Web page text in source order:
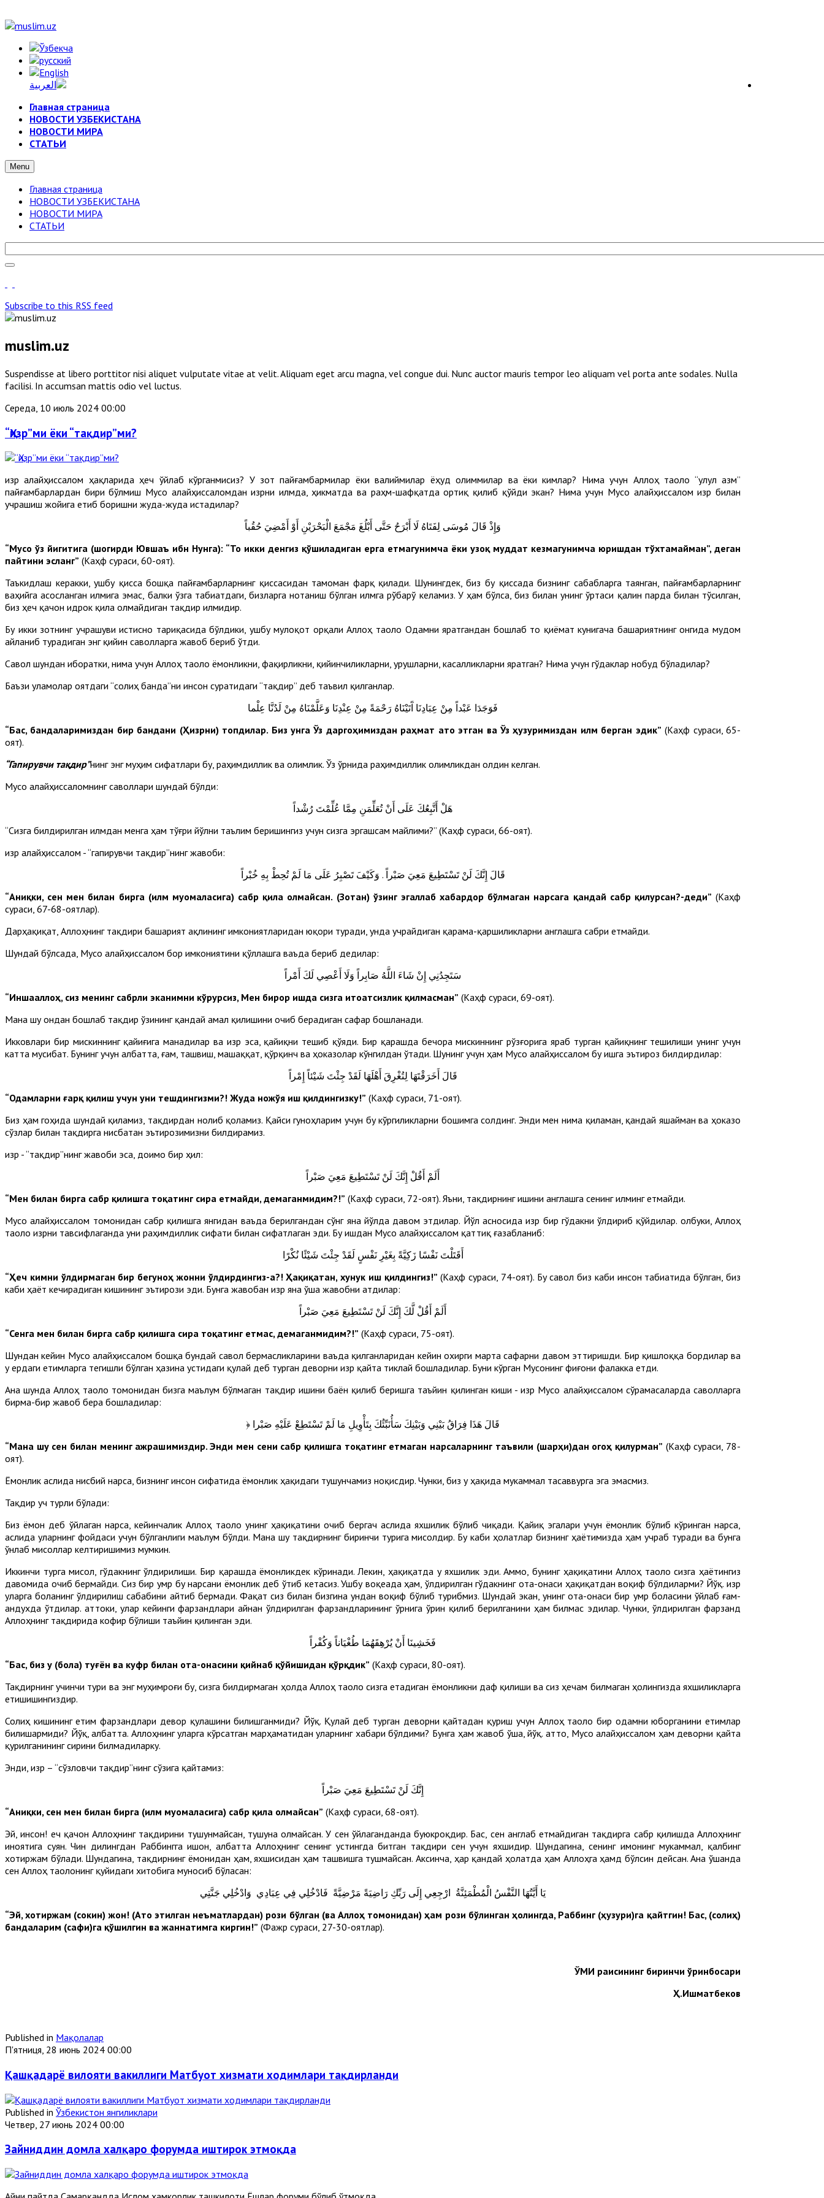
Главная страница
НОВОСТИ УЗБЕКИСТАНА
НОВОСТИ МИРА
СТАТЬИ
Menu
Главная страница
НОВОСТИ УЗБЕКИСТАНА
НОВОСТИ МИРА
СТАТЬИ
Subscribe to this RSS feed
muslim.uz
Suspendisse at libero porttitor nisi aliquet vulputate vitae at velit. Aliquam eget arcu magna, vel congue dui. Nunc auctor mauris tempor leo aliquam vel porta ante sodales. Nulla
facilisi. In accumsan mattis odio vel luctus.
Середа, 10 июль 2024 00:00
“Ҳизр”ми ёки “тақдир”ми?
Ҳизр алайҳиссалом ҳақларида ҳеч ўйлаб кўрганмисиз? У зот пайғамбармилар ёки валиймилар ёҳуд олиммилар ва ёки кимлар? Нима учун Аллоҳ таоло “улул азм”
пайғамбарлардан бири бўлмиш Мусо алайҳиссаломдан Ҳизрни илмда, ҳикматда ва раҳм-шафқатда ортиқ қилиб қўйди экан? Нима учун Мусо алайҳиссалом Ҳизр билан
учрашиш жойига етиб боришни жуда-жуда истадилар?
وَإِذْ قَالَ مُوسَى لِفَتَاهُ لَا أَبْرَحُ حَتَّى أَبْلُغَ مَجْمَعَ الْبَحْرَيْنِ أَوْ أَمْضِيَ حُقُباً
“Мусо ўз йигитига (шогирди Ювшаъ ибн Нунга): “То икки денгиз қўшиладиган ерга етмагунимча ёки узоқ муддат кезмагунимча юришдан тўхтамайман”, деган
пайтини эсланг” (Каҳф сураси, 60-оят).
Таъкидлаш керакки, ушбу қисса бошқа пайғамбарларнинг қиссасидан тамоман фарқ қилади. Шунингдек, биз бу қиссада бизнинг сабабларга таянган, пайғамбарларнинг
ваҳийга асосланган илмига эмас, балки ўзга табиатдаги, бизларга нотаниш бўлган илмга рўбарў келамиз. У ҳам бўлса, биз билан унинг ўртаси қалин парда билан тўсилган,
биз ҳеч қачон идрок қила олмайдиган тақдир илмидир.
Бу икки зотнинг учрашуви истисно тариқасида бўлдики, ушбу мулоқот орқали Аллоҳ таоло Одамни яратгандан бошлаб то қиёмат кунигача башариятнинг онгида мудом
айланиб турадиган энг қийин саволларга жавоб бериб ўтди.
Савол шундан иборатки, нима учун Аллоҳ таоло ёмонликни, фақирликни, қийинчиликларни, урушларни, касалликларни яратган? Нима учун гўдаклар нобуд бўладилар?
Баъзи уламолар оятдаги “солиҳ банда”ни инсон суратидаги “тақдир” деб таъвил қилганлар.
فَوَجَدَا عَبْداً مِنْ عِبَادِنَا آَتَيْنَاهُ رَحْمَةً مِنْ عِنْدِنَا وَعَلَّمْنَاهُ مِنْ لَدُنَّا عِلْما
“Бас, бандаларимиздан бир бандани (Ҳизрни) топдилар. Биз унга Ўз даргоҳимиздан раҳмат ато этган ва Ўз ҳузуримиздан илм берган эдик” (Каҳф сураси, 65-
оят).
“Гапирувчи тақдир”нинг энг муҳим сифатлари бу, раҳимдиллик ва олимлик. Ўз ўрнида раҳимдиллик олимликдан олдин келган.
Мусо алайҳиссаломнинг саволлари шундай бўлди:
هَلْ أَتَّبِعُكَ عَلَى أَنْ تُعَلِّمَنِ مِمَّا عُلِّمْتَ رُشْداً
“Сизга билдирилган илмдан менга ҳам тўғри йўлни таълим беришингиз учун сизга эргашсам майлими?” (Каҳф сураси, 66-оят).
Ҳизр алайҳиссалом - “гапирувчи тақдир”нинг жавоби:
قَالَ إِنَّكَ لَنْ تَسْتَطِيعَ مَعِيَ صَبْراً . وَكَيْفَ تَصْبِرُ عَلَى مَا لَمْ تُحِطْ بِهِ خُبْراً
“Аниқки, сен мен билан бирга (илм муомаласига) сабр қила олмайсан. (Зотан) ўзинг эгаллаб хабардор бўлмаган нарсага қандай сабр қилурсан?-деди” (Каҳф
сураси, 67-68-оятлар).
Дарҳақиқат, Аллоҳнинг тақдири башарият ақлининг имкониятларидан юқори туради, унда учрайдиган қарама-қаршиликларни англашга сабри етмайди.
Шундай бўлсада, Мусо алайҳиссалом бор имкониятини қўллашга ваъда бериб дедилар:
سَتَجِدُنِي إِنْ شَاءَ اللَّهُ صَابِراً وَلَا أَعْصِي لَكَ أَمْراً
“Иншааллоҳ, сиз менинг сабрли эканимни кўрурсиз, Мен бирор ишда сизга итоатсизлик қилмасман” (Каҳф сураси, 69-оят).
Мана шу ондан бошлаб тақдир ўзининг қандай амал қилишини очиб берадиган сафар бошланади.
Икковлари бир мискиннинг қайиғига манадилар ва Ҳизр эса, қайиқни тешиб қўяди. Бир қарашда бечора мискиннинг рўзғорига яраб турган қайиқнинг тешилиши унинг учун
катта мусибат. Бунинг учун албатта, ғам, ташвиш, машаққат, қўрқинч ва ҳоказолар кўнгилдан ўтади. Шунинг учун ҳам Мусо алайҳиссалом бу ишга эътироз билдирдилар:
قَالَ أَخَرَقْتَهَا لِتُغْرِقَ أَهْلَهَا لَقَدْ جِئْتَ شَيْئاً إِمْراً
“Одамларни ғарқ қилиш учун уни тешдингизми?! Жуда ножўя иш қилдингизку!” (Каҳф сураси, 71-оят).
Биз ҳам гоҳида шундай қиламиз, тақдирдан нолиб қоламиз. Қайси гуноҳларим учун бу кўргиликларни бошимга солдинг. Энди мен нима қиламан, қандай яшайман ва ҳоказо
сўзлар билан тақдирга нисбатан эътирозимизни билдирамиз.
Ҳизр - “тақдир”нинг жавоби эса, доимо бир ҳил:
أَلَمْ أَقُلْ إِنَّكَ لَنْ تَسْتَطِيعَ مَعِيَ صَبْراً
“Мен билан бирга сабр қилишга тоқатинг сира етмайди, демаганмидим?!” (Каҳф сураси, 72-оят). Яъни, тақдирнинг ишини англашга сенинг илминг етмайди.
Мусо алайҳиссалом томонидан сабр қилишга янгидан ваъда берилгандан сўнг яна йўлда давом этдилар. Йўл асносида Ҳизр бир гўдакни ўлдириб қўйдилар. Ҳолбуки, Аллоҳ
таоло Ҳизрни тавсифлаганда уни раҳимдиллик сифати билан сифатлаган эди. Бу ишдан Мусо алайҳиссалом қаттиқ ғазабланиб:
أَقَتَلْتَ نَفْسًا زَكِيَّةً بِغَيْرِ نَفْسٍ لَقَدْ جِئْتَ شَيْئًا نُكْرًا
“Ҳеч кимни ўлдирмаган бир бегуноҳ жонни ўлдирдингиз-а?! Ҳақиқатан, хунук иш қилдингиз!” (Каҳф сураси, 74-оят). Бу савол биз каби инсон табиатида бўлган, биз
каби ҳаёт кечирадиган кишининг эътирози эди. Бунга жавобан Ҳизр яна ўша жавобни атдилар:
أَلَمْ أَقُلْ لَّكَ إِنَّكَ لَنْ تَسْتَطِيعَ مَعِيَ صَبْراً
“Сенга мен билан бирга сабр қилишга сира тоқатинг етмас, демаганмидим?!” (Каҳф сураси, 75-оят).
Шундан кейин Мусо алайҳиссалом бошқа бундай савол бермасликларини ваъда қилганларидан кейин охирги марта сафарни давом эттиришди. Бир қишлоққа бордилар ва
у ердаги етимларга тегишли бўлган ҳазина устидаги қулай деб турган деворни Ҳизр қайта тиклай бошладилар. Буни кўрган Мусонинг фиғони фалакка етди.
Ана шунда Аллоҳ таоло томонидан бизга маълум бўлмаган тақдир ишини баён қилиб беришга таъйин қилинган киши - Ҳизр Мусо алайҳиссалом сўрамасаларда саволларга
бирма-бир жавоб бера бошладилар:
﴿ قَالَ هَذَا فِرَاقُ بَيْنِي وَبَيْنِكَ سَأُنَبِّئُكَ بِتَأْوِيلِ مَا لَمْ تَسْتَطِعْ عَلَيْهِ صَبْرا
“Мана шу сен билан менинг ажрашимиздир. Энди мен сени сабр қилишга тоқатинг етмаган нарсаларнинг таъвили (шарҳи)дан огоҳ қилурман” (Каҳф сураси, 78-
оят).
Ёмонлик аслида нисбий нарса, бизнинг инсон сифатида ёмонлик ҳақидаги тушунчамиз ноқисдир. Чунки, биз у ҳақида мукаммал тасаввурга эга эмасмиз.
Тақдир уч турли бўлади:
Биз ёмон деб ўйлаган нарса, кейинчалик Аллоҳ таоло унинг ҳақиқатини очиб бергач аслида яхшилик бўлиб чиқади. Қайиқ эгалари учун ёмонлик бўлиб кўринган нарса,
аслида уларнинг фойдаси учун бўлганлиги маълум бўлди. Мана шу тақдирнинг биринчи турига мисолдир. Бу каби ҳолатлар бизнинг ҳаётимизда ҳам учраб туради ва бунга
ўнлаб мисоллар келтиришимиз мумкин.
Иккинчи турга мисол, гўдакнинг ўлдирилиши. Бир қарашда ёмонликдек кўринади. Лекин, ҳақиқатда у яхшилик эди. Аммо, бунинг ҳақиқатини Аллоҳ таоло сизга ҳаётингиз
давомида очиб бермайди. Сиз бир умр бу нарсани ёмонлик деб ўтиб кетасиз. Ушбу воқеада ҳам, ўлдирилган гўдакнинг ота-онаси ҳақиқатдан воқиф бўлдиларми? Йўқ. Ҳизр
уларга боланинг ўлдирилиш сабабини айтиб бермади. Фақат сиз билан бизгина ундан воқиф бўлиб турибмиз. Шундай экан, унинг ота-онаси бир умр боласини ўйлаб ғам-
андухда ўтдилар. Ҳаттоки, улар кейинги фарзандлари айнан ўлдирилган фарзандларининг ўрнига ўрин қилиб берилганини ҳам билмас эдилар. Чунки, ўлдирилган фарзанд
Аллоҳнинг тақдирида кофир бўлиши таъйин қилинган эди.
فَخَشِينَا أَنْ يُرْهِقَهُمَا طُغْيَاناً وَكُفْراً
“Бас, биз у (бола) туғён ва куфр билан ота-онасини қийнаб қўйишидан қўрқдик” (Каҳф сураси, 80-оят).
Тақдирнинг учинчи тури ва энг муҳимроғи бу, сизга билдирмаган ҳолда Аллоҳ таоло сизга етадиган ёмонликни даф қилиши ва сиз ҳечам билмаган ҳолингизда яхшиликларга
етишишингиздир.
Солиҳ кишининг етим фарзандлари девор қулашини билишганмиди? Йўқ. Қулай деб турган деворни қайтадан қуриш учун Аллоҳ таоло бир одамни юборганини етимлар
билишармиди? Йўқ, албатта. Аллоҳнинг уларга кўрсатган марҳаматидан уларнинг хабари бўлдими? Бунга ҳам жавоб ўша, йўқ. Ҳатто, Мусо алайҳиссалом ҳам деворни қайта
қурилганининг сирини билмадиларку.
Энди, Ҳизр – “сўзловчи тақдир”нинг сўзига қайтамиз:
إِنَّكَ لَنْ تَسْتَطِيعَ مَعِيَ صَبْراً
“Аниқки, сен мен билан бирга (илм муомаласига) сабр қила олмайсан” (Каҳф сураси, 68-оят).
Эй, инсон! Ҳеч қачон Аллоҳнинг тақдирини тушунмайсан, тушуна олмайсан. У сен ўйлаганданда буюкроқдир. Бас, сен англаб етмайдиган тақдирга сабр қилишда Аллоҳнинг
иноятига суян. Чин дилингдан Раббингга ишон, албатта Аллоҳнинг сенинг устингда битган тақдири сен учун яхшидир. Шундагина, сенинг имонинг мукаммал, қалбинг
хотиржам бўлади. Шундагина, тақдирнинг ёмонидан ҳам, яхшисидан ҳам ташвишга тушмайсан. Аксинча, ҳар қандай ҳолатда ҳам Аллоҳга ҳамд бўлсин дейсан. Ана ўшанда
сен Аллоҳ таолонинг қуйидаги хитобига муносиб бўласан:
يَا أَيَّتُهَا النَّفْسُ الْمُطْمَئِنَّةُ ارْجِعِي إِلَى رَبِّكِ رَاضِيَةً مَرْضِيَّةً فَادْخُلِي فِي عِبَادِي وَادْخُلِي جَنَّتِي
“Эй, хотиржам (сокин) жон! (Ато этилган неъматлардан) рози бўлган (ва Аллоҳ томонидан) ҳам рози бўлинган ҳолингда, Раббинг (ҳузури)га қайтгин! Бас, (солиҳ)
бандаларим (сафи)га қўшилгин ва жаннатимга киргин!” (Фажр сураси, 27-30-оятлар).
ЎМИ раисининг биринчи ўринбосари
Ҳ.Ишматбеков
Published in Мақолалар
П'ятниця, 28 июнь 2024 00:00
Қашқадарё вилояти вакиллиги Матбуот хизмати ходимлари тақдирланди
Published in Ўзбекистон янгиликлари
Четвер, 27 июнь 2024 00:00
Зайниддин домла халқаро форумда иштирок этмоқда